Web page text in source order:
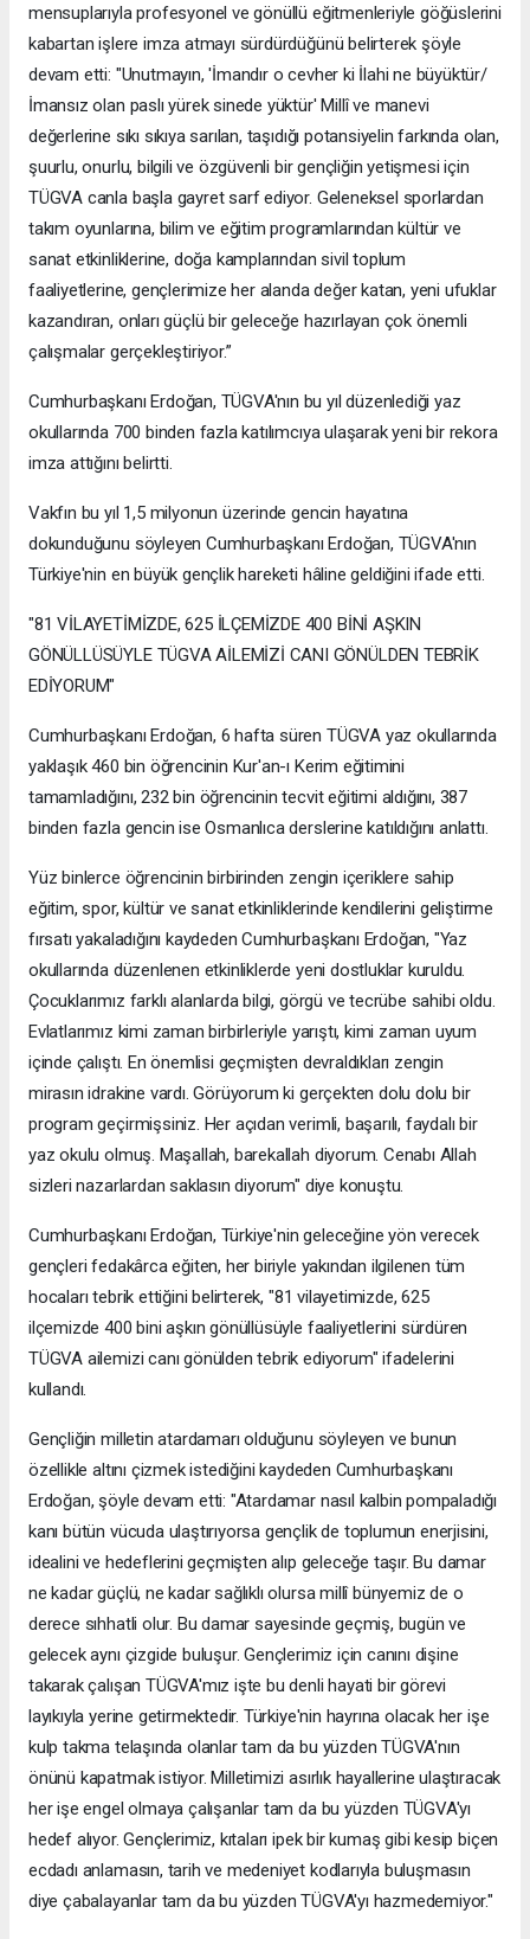
mensuplarıyla profesyonel ve gönüllü eğitmenleriyle göğüslerini
kabartan işlere imza atmayı sürdürdüğünü belirterek şöyle
devam etti: "Unutmayın, 'İmandır o cevher ki İlahi ne büyüktür/
İmansız olan paslı yürek sinede yüktür' Millî ve manevi
değerlerine sıkı sıkıya sarılan, taşıdığı potansiyelin farkında olan,
şuurlu, onurlu, bilgili ve özgüvenli bir gençliğin yetişmesi için
TÜGVA canla başla gayret sarf ediyor. Geleneksel sporlardan
takım oyunlarına, bilim ve eğitim programlarından kültür ve
sanat etkinliklerine, doğa kamplarından sivil toplum
faaliyetlerine, gençlerimize her alanda değer katan, yeni ufuklar
kazandıran, onları güçlü bir geleceğe hazırlayan çok önemli
çalışmalar gerçekleştiriyor.”
Cumhurbaşkanı Erdoğan, TÜGVA'nın bu yıl düzenlediği yaz
okullarında 700 binden fazla katılımcıya ulaşarak yeni bir rekora
imza attığını belirtti.
Vakfın bu yıl 1,5 milyonun üzerinde gencin hayatına
dokunduğunu söyleyen Cumhurbaşkanı Erdoğan, TÜGVA'nın
Türkiye'nin en büyük gençlik hareketi hâline geldiğini ifade etti.
"81 VİLAYETİMİZDE, 625 İLÇEMİZDE 400 BİNİ AŞKIN
GÖNÜLLÜSÜYLE TÜGVA AİLEMİZİ CANI GÖNÜLDEN TEBRİK
EDİYORUM"
Cumhurbaşkanı Erdoğan, 6 hafta süren TÜGVA yaz okullarında
yaklaşık 460 bin öğrencinin Kur'an-ı Kerim eğitimini
tamamladığını, 232 bin öğrencinin tecvit eğitimi aldığını, 387
binden fazla gencin ise Osmanlıca derslerine katıldığını anlattı.
Yüz binlerce öğrencinin birbirinden zengin içeriklere sahip
eğitim, spor, kültür ve sanat etkinliklerinde kendilerini geliştirme
fırsatı yakaladığını kaydeden Cumhurbaşkanı Erdoğan, "Yaz
okullarında düzenlenen etkinliklerde yeni dostluklar kuruldu.
Çocuklarımız farklı alanlarda bilgi, görgü ve tecrübe sahibi oldu.
Evlatlarımız kimi zaman birbirleriyle yarıştı, kimi zaman uyum
içinde çalıştı. En önemlisi geçmişten devraldıkları zengin
mirasın idrakine vardı. Görüyorum ki gerçekten dolu dolu bir
program geçirmişsiniz. Her açıdan verimli, başarılı, faydalı bir
yaz okulu olmuş. Maşallah, barekallah diyorum. Cenabı Allah
sizleri nazarlardan saklasın diyorum" diye konuştu.
Cumhurbaşkanı Erdoğan, Türkiye'nin geleceğine yön verecek
gençleri fedakârca eğiten, her biriyle yakından ilgilenen tüm
hocaları tebrik ettiğini belirterek, "81 vilayetimizde, 625
ilçemizde 400 bini aşkın gönüllüsüyle faaliyetlerini sürdüren
TÜGVA ailemizi canı gönülden tebrik ediyorum" ifadelerini
kullandı.
Gençliğin milletin atardamarı olduğunu söyleyen ve bunun
özellikle altını çizmek istediğini kaydeden Cumhurbaşkanı
Erdoğan, şöyle devam etti: "Atardamar nasıl kalbin pompaladığı
kanı bütün vücuda ulaştırıyorsa gençlik de toplumun enerjisini,
idealini ve hedeflerini geçmişten alıp geleceğe taşır. Bu damar
ne kadar güçlü, ne kadar sağlıklı olursa millî bünyemiz de o
derece sıhhatli olur. Bu damar sayesinde geçmiş, bugün ve
gelecek aynı çizgide buluşur. Gençlerimiz için canını dişine
takarak çalışan TÜGVA'mız işte bu denli hayati bir görevi
layıkıyla yerine getirmektedir. Türkiye'nin hayrına olacak her işe
kulp takma telaşında olanlar tam da bu yüzden TÜGVA'nın
önünü kapatmak istiyor. Milletimizi asırlık hayallerine ulaştıracak
her işe engel olmaya çalışanlar tam da bu yüzden TÜGVA'yı
hedef alıyor. Gençlerimiz, kıtaları ipek bir kumaş gibi kesip biçen
ecdadı anlamasın, tarih ve medeniyet kodlarıyla buluşmasın
diye çabalayanlar tam da bu yüzden TÜGVA'yı hazmedemiyor."